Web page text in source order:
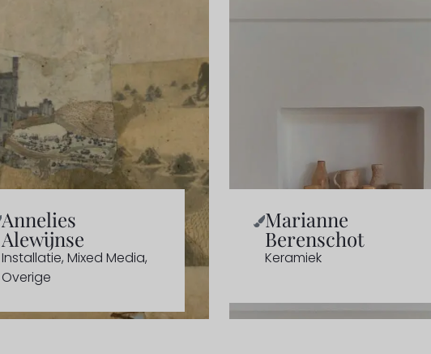
Annelies
Alewijnse
Installatie, Mixed Media,
Overige
Marianne
Berenschot
Keramiek